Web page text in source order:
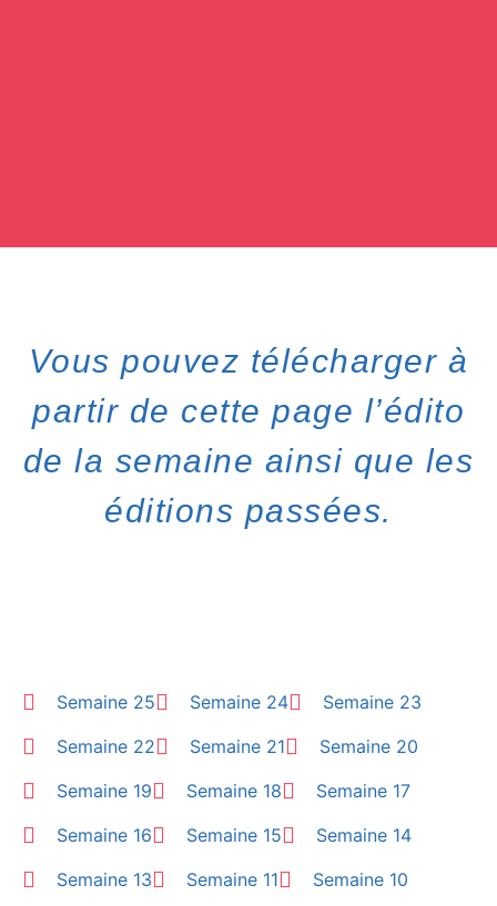
Vous pouvez télécharger à
partir de cette page l’édito
de la semaine ainsi que les
éditions passées.
Semaine 25 Semaine 24
Semaine 23
Semaine 22
Semaine 21
Semaine 20
Semaine 19
Semaine 18
Semaine 17
Semaine 16
Semaine 15
Semaine 14
Semaine 13
Semaine 11
Semaine 10